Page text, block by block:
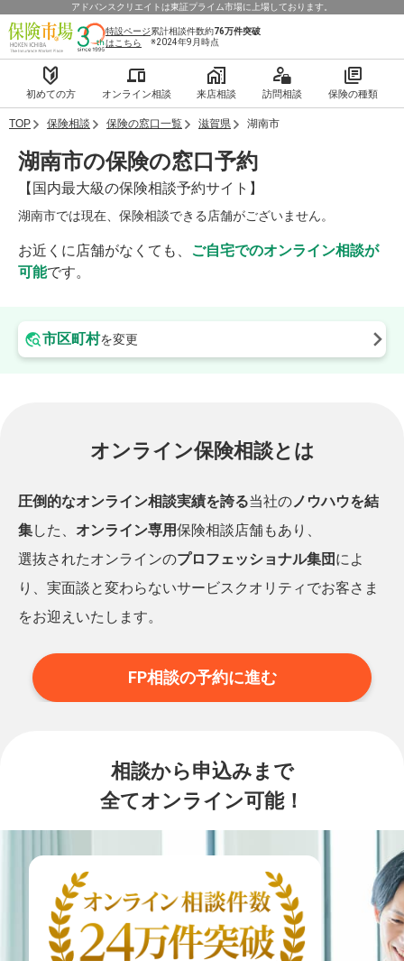
アドバンスクリエイトは東証プライム市場に上場しております。
特設ページ
はこちら
累計相談件数約76万件突破
※2024年9月時点
初めての方 オンライン相談 来店相談 訪問相談 保険の種類
TOP 保険相談 保険の窓口一覧 滋賀県 湖南市
湖南市の保険の窓口予約
【国内最大級の保険相談予約サイト】
湖南市では現在、保険相談できる店舗がございません。
お近くに店舗がなくても、 ご自宅でのオンライン相談が
可能です。
市区町村を変更
オンライン保険相談とは
圧倒的なオンライン相談実績を誇る当社のノウハウを結
集した、 オンライン専用保険相談店舗もあり、
選抜されたオンラインのプロフェッショナル集団 によ
り、実面談と変わらないサービスクオリティでお客さま
をお迎えいたします。
FP相談の予約に進む
相談から申込みまで
全てオンライン可能！